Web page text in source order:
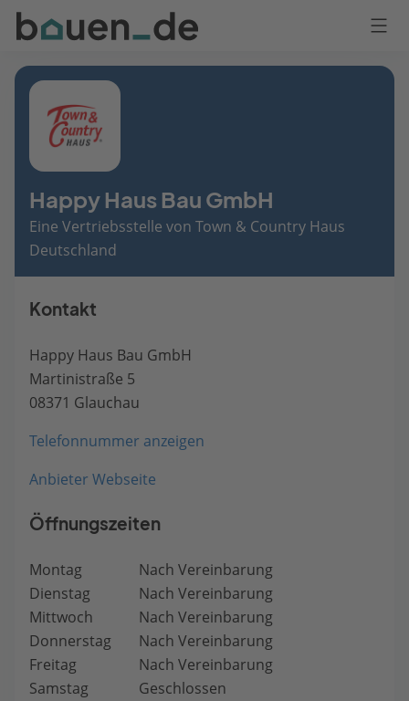
Bauen
Logo
Anmelden
Happy Haus Bau GmbH
Eine Vertriebsstelle von Town & Country Haus
Deutschland
Kontakt
Happy Haus Bau GmbH
Martinistraße 5
08371 Glauchau
Telefonnummer anzeigen
Anbieter Webseite
Öffnungszeiten
Montag
Nach Vereinbarung
Dienstag
Nach Vereinbarung
Mittwoch
Nach Vereinbarung
Donnerstag
Nach Vereinbarung
Freitag
Nach Vereinbarung
Samstag
Geschlossen